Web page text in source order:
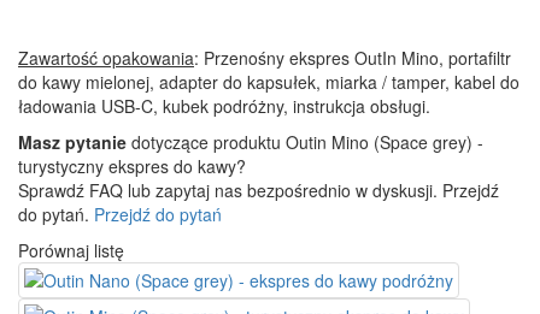
Zawartość opakowania: Przenośny ekspres OutIn Mino, portafiltr
do kawy mielonej, adapter do kapsułek, miarka / tamper, kabel do
ładowania USB-C, kubek podróżny, instrukcja obsługi.
Masz pytanie dotyczące produktu Outin Mino (Space grey) -
turystyczny ekspres do kawy?
Sprawdź FAQ lub zapytaj nas bezpośrednio w dyskusji. Przejdź
do pytań. Przejdź do pytań
Porównaj listę